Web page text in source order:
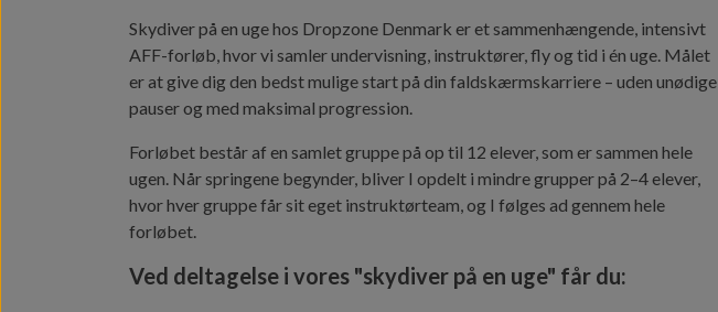
Skydiver på en uge hos Dropzone Denmark er et sammenhængende, intensivt
AFF-forløb, hvor vi samler undervisning, instruktører, fly og tid i én uge. Målet
er at give dig den bedst mulige start på din faldskærmskarriere – uden unødige
pauser og med maksimal progression.
Forløbet består af en samlet gruppe på op til 12 elever, som er sammen hele
ugen. Når springene begynder, bliver I opdelt i mindre grupper på 2–4 elever,
hvor hver gruppe får sit eget instruktørteam, og I følges ad gennem hele
forløbet.
Ved deltagelse i vores "skydiver på en uge" får du: